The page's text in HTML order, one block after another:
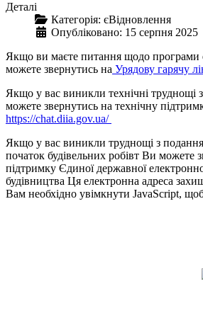
Деталі
Категорія: єВідновлення
Опубліковано: 15 серпня 2025
Якщо ви маєте питання щодо програми
можете звернутись на Урядову гарячу
Якщо у вас виникли технічні труднощі
можете звернутись на технічну
https://chat.diia.gov.ua/
Якщо у вас виникли труднощі з
початок будівельних робівт Ви можете
підтримку Єдиної державної
будівництва Ця електронна адреса
Вам необхідно увімкнути JavaScript, щоб